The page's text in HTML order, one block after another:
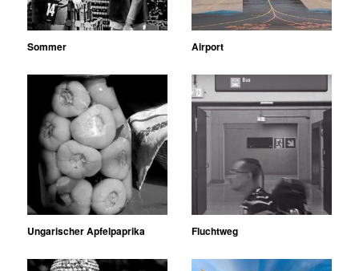
Sommer Airport
Ungarischer Apfelpaprika Fluchtweg